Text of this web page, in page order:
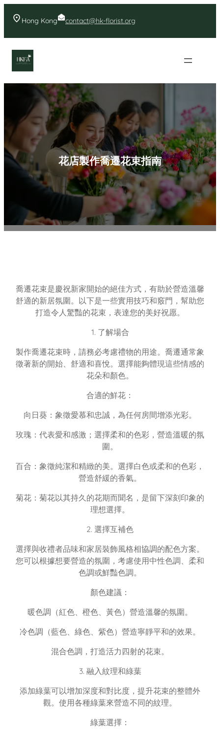
Hong Kong contact@hk-florist.org
花店製作喬遷花束指南
喬遷花束是慶祝新家開始的絕佳方式，有助於營造溫馨
舒適的新居氛圍。以下是一些實用技巧和竅門，幫助您
打造令人驚豔的花束，表達您的美好祝愿。
1. 了解場合
製作喬遷花束時，請務必考慮禮物的用途。喬遷通常象
徵著新的開始、舒適和喜悅。選擇能夠體現這些情感的
花朵和顏色。
合適的鮮花：
向日葵：象徵愛慕和忠誠，為任何房間增添光彩。
玫瑰：代表愛和感激；選擇柔和的色彩，營造溫暖的氛
圍。
百合：象徵純潔和精緻的美。選擇白色或柔和的色彩，
營造舒緩的香氣。
菊花：菊花以其持久的花期而聞名，是留下深刻印象的
理想選擇。
2. 選擇互補色
選擇與收禮者品味和家居裝飾風格相協調的配色方案。
您可以根據想要營造的氛圍，考慮使用中性色調、柔和
色調或鮮豔色調。
顏色建議：
暖色調（紅色、橙色、黃色）營造溫馨的氛圍。
冷色調（藍色、綠色、紫色）營造寧靜平和的效果。
混合色調，打造活力四射的花束。
3. 融入紋理和綠葉
添加綠葉可以增加深度和對比度，提升花束的整體外
觀。使用各種綠葉來營造不同的紋理。
綠葉選擇：